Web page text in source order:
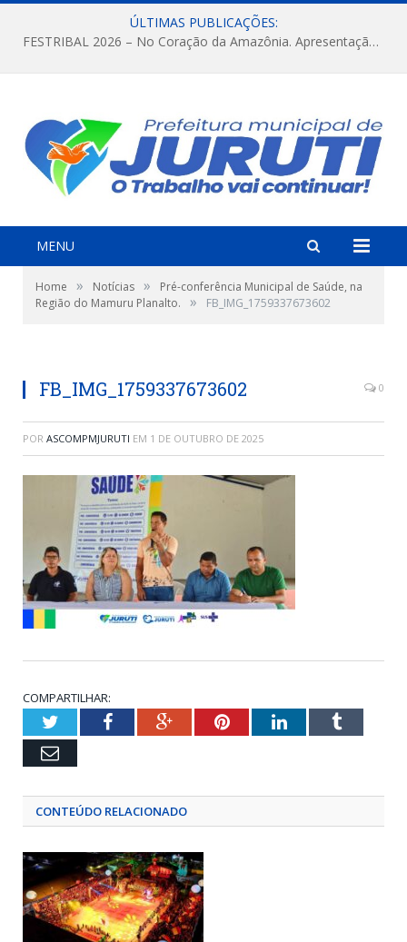
ÚLTIMAS PUBLICAÇÕES:
FESTRIBAL 2026 – No Coração da Amazônia. Apresentação da Munduruku.
MENU
Home » Notícias »
Pré-conferência Municipal de Saúde, na
Região do Mamuru Planalto.
» FB_IMG_1759337673602
FB_IMG_1759337673602 0
POR ASCOMPMJURUTI EM 1 DE OUTUBRO DE 2025
COMPARTILHAR:
TwitterFacebookGoogle+PinterestLinkedInTumblr
Email
CONTEÚDO RELACIONADO